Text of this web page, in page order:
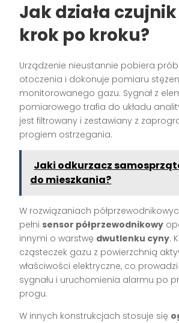
Jak działa
krok po kroku?
Urządzenie nieustannie pobiera
otoczenia i dokonuje pomiaru
monitorowanego gazu. Sygnał z
pomiarowego trafia do układu
jest filtrowany i zestawiany z
progiem ostrzegania.
Jaki odkurzacz
do mieszkania?
W rozwiązaniach
pełni sensor półprzewodnikowy
innymi o warstwę dwutlenku cyny.
cząsteczek gazu z powierzchnią
właściwości elektryczne, co
sygnału i uruchomienia alarmu po
progu.
W innych konstrukcjach stosuje się